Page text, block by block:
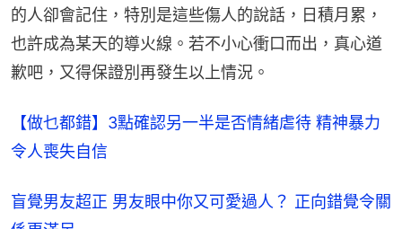
的人卻會記住，特別是這些傷人的說話，日積月累，
也許成為某天的導火線。若不小心衝口而出，真心道
歉吧，又得保證別再發生以上情況。
【做乜都錯】3點確認另一半是否情緒虐待 精神暴力
令人喪失自信
盲覺男友超正 男友眼中你又可愛過人？ 正向錯覺令關